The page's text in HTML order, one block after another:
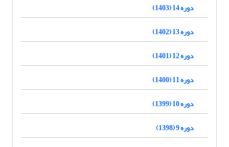
دوره 14 (1403)
دوره 13 (1402)
دوره 12 (1401)
دوره 11 (1400)
دوره 10 (1399)
دوره 9 (1398)